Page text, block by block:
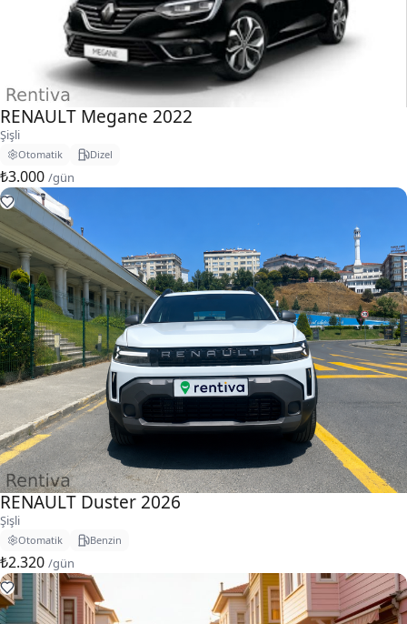
RENAULT Megane 2022
Şişli
Otomatik Dizel
₺3.000 /gün
RENAULT Duster 2026
Şişli
Otomatik Benzin
₺2.320 /gün